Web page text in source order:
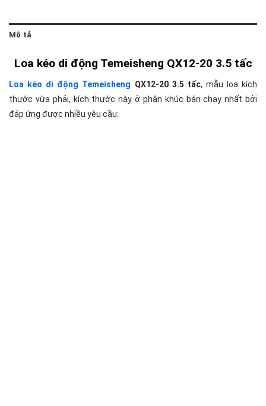
Mô tả
Loa kéo di động Temeisheng QX12-20 3.5 tấc
Loa kéo di động Temeisheng QX12-20 3.5 tấc, mẫu loa kích
thước vừa phải, kích thước này ở phân khúc bán chạy nhất bởi
đáp ứng được nhiều yêu cầu: